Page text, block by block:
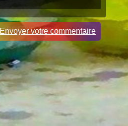
Envoyer votre commentaire